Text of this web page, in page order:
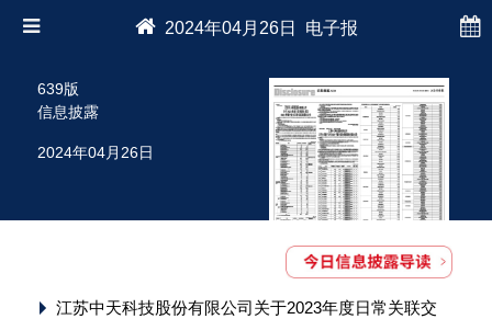
2024年04月26日 电子报
639版
信息披露
2024年04月26日
江苏中天科技股份有限公司关于2023年度日常关联交